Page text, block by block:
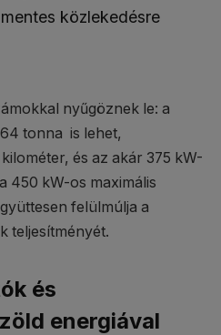
közlekedésre
nyűgöznek le: a
tonna is lehet,
és az akár 375 kW-
450 kW-os maximális
felülmúlja a
teljesítményét.
és
energiával